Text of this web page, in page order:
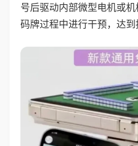
号后驱动内部微型电机或机
码牌过程中进行干预，达到